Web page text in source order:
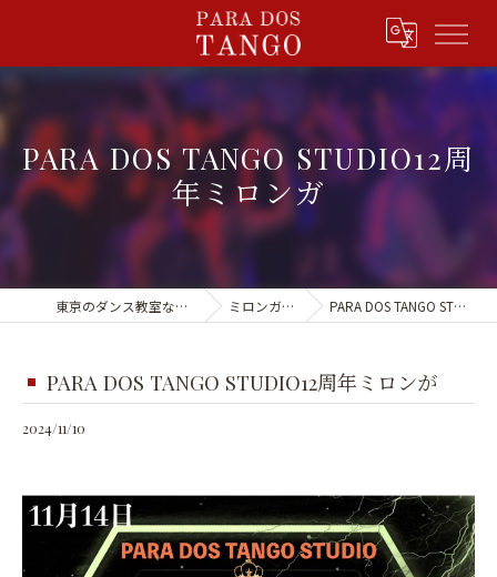
PARA DOS TANGO STUDIO12周
年ミロンガ
東京のダンス教室ならPARA DOS TANGO ミロンガ&イベント PARA DOS TANGO STUDIO12周年ミロンが
PARA DOS TANGO STUDIO12周年ミロンが
2024/11/10